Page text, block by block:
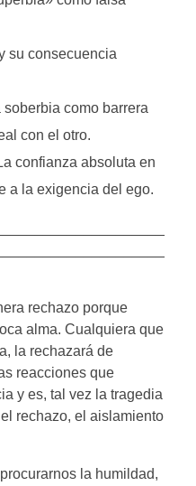
su consecuencia
como barrera
con el otro.
confianza absoluta en
a la exigencia del ego.
rechazo porque
alma. Cualquiera que
la rechazará de
reacciones que
y es, tal vez la tragedia
rechazo, el aislamiento
la humildad,